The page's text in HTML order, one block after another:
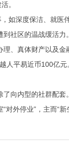
。
深度保洁、就医
社区的温战缓活力。
、真体财产以及金
人平易近币100亿
内型的社群配套
外停业”，主而“新